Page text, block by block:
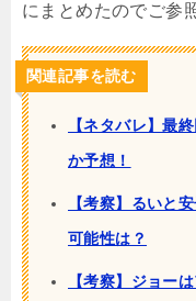
にまとめたのでご参
関連記事を読む
【ネタバレ】最
か予想！
【考察】るいと
可能性は？
【考察】ジョー